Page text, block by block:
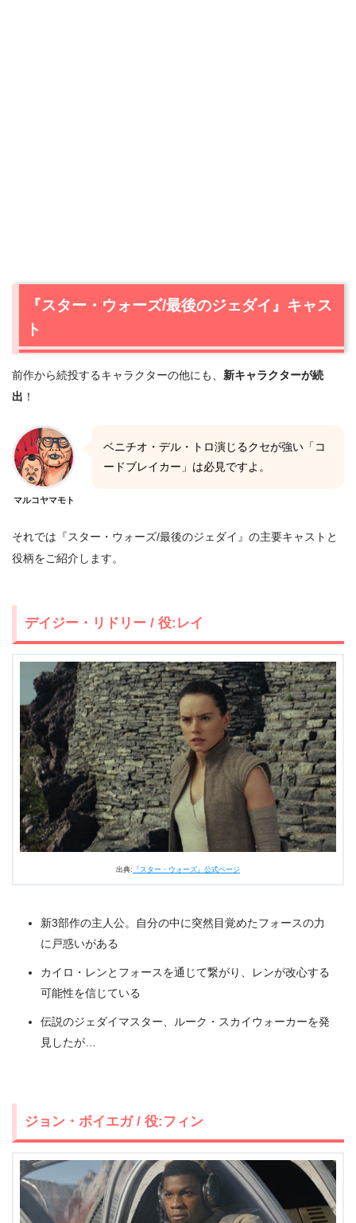
『スター・ウォーズ/最後のジェダイ』キャス
ト
前作から続投するキャラクターの他にも、 新キャラクターが続
出 ！
マルコヤマモト
ベニチオ・デル・トロ演じるクセが強い「コ
ードブレイカー」は必見ですよ。
それでは『スター・ウォーズ/最後のジェダイ』の主要キャストと
役柄をご紹介します。
デイジー・リドリー / 役:レイ
出典: 『スター・ウォーズ』公式ページ
新3部作の主人公。自分の中に突然目覚めたフォースの力
に戸惑いがある
カイロ・レンとフォースを通じて繋がり、レンが改心する
可能性を信じている
伝説のジェダイマスター、ルーク・スカイウォーカーを発
見したが…
ジョン・ボイエガ / 役:フィン